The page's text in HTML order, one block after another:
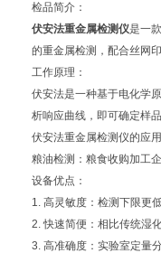
检品简介：
伏安法重金属检测仪是一
的重金属检测，配合丝网
工作原理：
伏安法是一种基于电化学
析响应曲线，即可确定样
伏安法重金属检测仪的应
粮油检测：粮食收购加工
设备优点：
1. 高灵敏度：检测下限更
2. 快速简便：相比传统湿
3. 高准确度：实验室定量